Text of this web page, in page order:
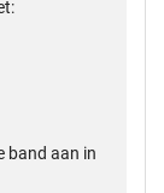
band aan in